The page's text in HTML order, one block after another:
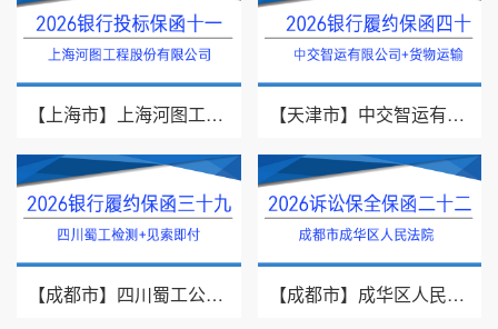
【上海市】上海河图工程股份有限公司/投标保函/2026银行投标保函十一 【天津市】中交智运有限公司/货物运输/2026年银行履约保函四十
【成都市】四川蜀工公路工程试验检测有限公司/2026年银行履约保函三十九 【成都市】成华区人民法院/借款纠纷/2026诉讼保全保函二十二